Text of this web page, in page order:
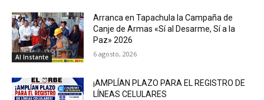
Al Instante
Arranca en Tapachula la Campaña de
Canje de Armas «Sí al Desarme, Sí a la
Paz» 2026
6 agosto, 2026
¡AMPLÍAN PLAZO PARA EL REGISTRO DE
LÍNEAS CELULARES